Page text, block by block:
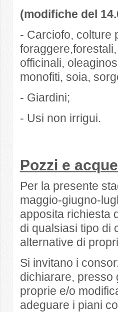
(modifiche del
- Carciofo, colture
officinali,
monofiti, soia,
- Giardini;
- Usi non irrigui.
Pozzi e
Per la presente
maggio-giugno-
apposita richiesta
di qualsiasi tipo di
alternative di
Si invitano i
dichiarare, presso
proprie e/o
adeguare i piani